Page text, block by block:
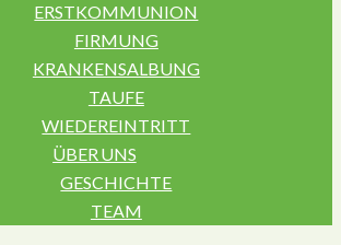
ERSTKOMMUNION
FIRMUNG
KRANKENSALBUNG
TAUFE
WIEDEREINTRITT
ÜBER UNS
GESCHICHTE
TEAM